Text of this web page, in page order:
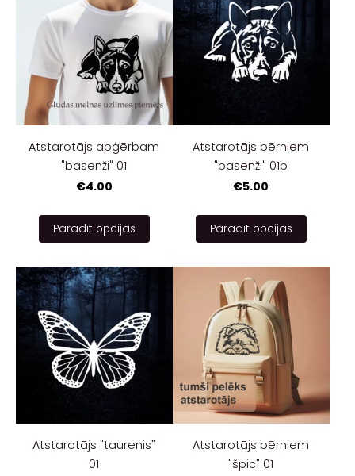
Atstarotājs apģērbam
"basenži" 01
€4.00
Parādīt opcijas
Atstarotājs bērniem
"basenži" 01b
€5.00
Parādīt opcijas
Atstarotājs "taurenis"
01
Atstarotājs bērniem
"špic" 01